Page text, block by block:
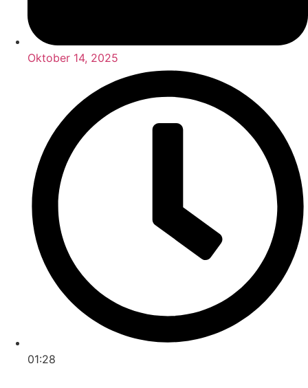
Oktober 14, 2025
01:28